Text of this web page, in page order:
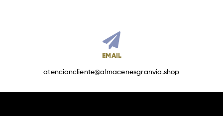
EMAIL
atencioncliente@almacenesgranvia.shop